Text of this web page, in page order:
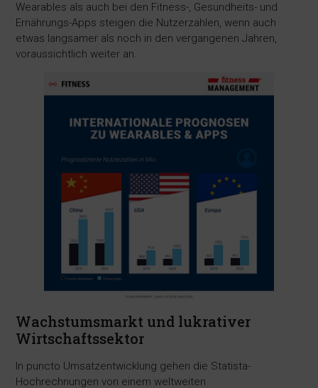
Wearables als auch bei den Fitness-, Gesundheits- und
Ernährungs-Apps steigen die Nutzerzahlen, wenn auch
etwas langsamer als noch in den vergangenen Jahren,
voraussichtlich weiter an.
Wachstumsmarkt und lukrativer
Wirtschaftssektor
In puncto Umsatzentwicklung gehen die Statista-
Hochrechnungen von einem weltweiten